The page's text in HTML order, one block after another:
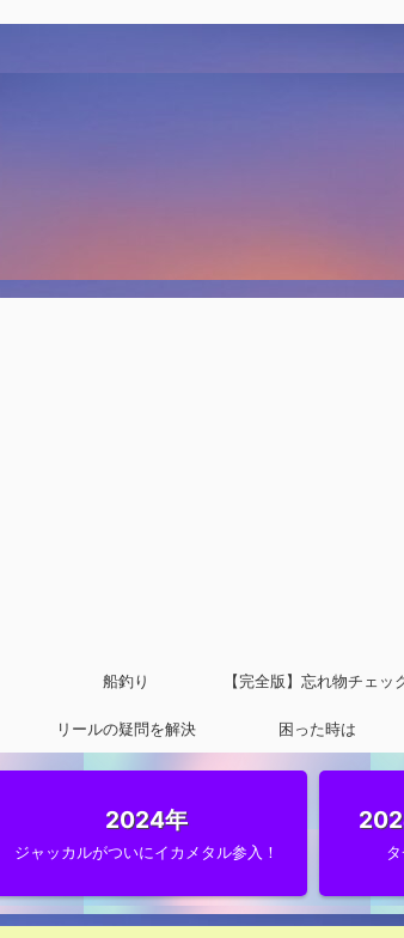
船釣り 【完全版】忘れ物チェッ
リスト
リールの疑問を解決 困った時は
2024年
ジャッカルがついにイカメタル参入！